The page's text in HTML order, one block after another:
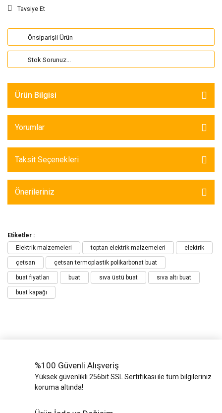
Tavsiye Et
Önsiparişli Ürün
Stok Sorunuz...
Ürün Bilgisi
Yorumlar
Taksit Seçenekleri
Önerileriniz
Etiketler :
Elektrik malzemeleri
toptan elektrik malzemeleri elektrik
çetsan çetsan termoplastik polikarbonat buat
buat fiyatları buat sıva üstü buat sıva altı buat
buat kapağı
%100 Güvenli Alışveriş
Yüksek güvenlikli 256bit SSL Sertifikası ile tüm bilgileriniz
koruma altında!